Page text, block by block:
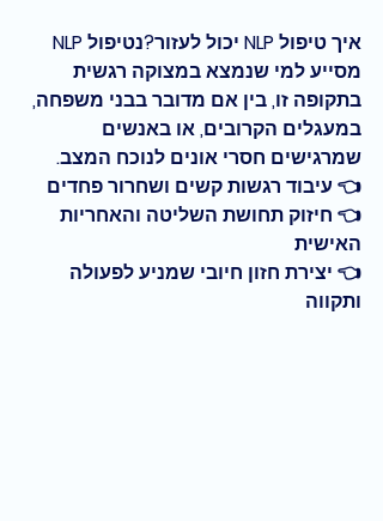
איך טיפול NLP יכול לעזור?נ
מסייע למי שנמצא במצוקה רגשית
בתקופה זו, בין אם מדובר בבני משפחה,
במעגלים הקרובים, או באנשים
שמרגישים חסרי אונים לנוכח המצב.
👈 עיבוד רגשות קשים ושחרור פחדים
👈 חיזוק תחושת השליטה והאחריות
האישית
👈 יצירת חזון חיובי שמניע לפעולה
ותקווה